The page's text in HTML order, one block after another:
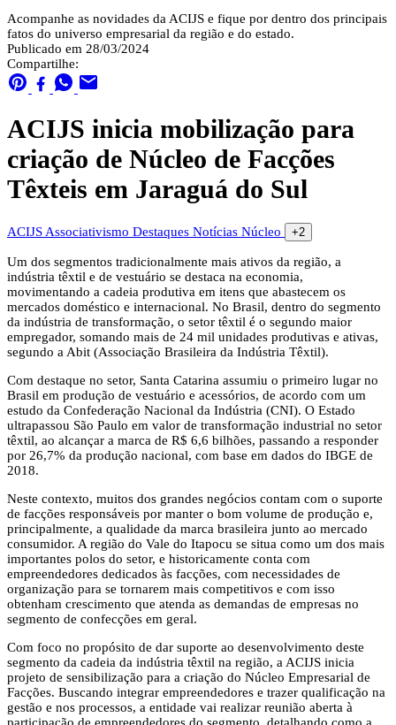
Acompanhe as novidades da ACIJS e fique por dentro dos principais
fatos do universo empresarial da região e do estado.
Publicado em 28/03/2024
Compartilhe:
ACIJS inicia mobilização para
criação de Núcleo de Facções
Têxteis em Jaraguá do Sul
ACIJS Associativismo Destaques Notícias Núcleo +2
Um dos segmentos tradicionalmente mais ativos da região, a
indústria têxtil e de vestuário se destaca na economia,
movimentando a cadeia produtiva em itens que abastecem os
mercados doméstico e internacional. No Brasil, dentro do segmento
da indústria de transformação, o setor têxtil é o segundo maior
empregador, somando mais de 24 mil unidades produtivas e ativas,
segundo a Abit (Associação Brasileira da Indústria Têxtil).
Com destaque no setor, Santa Catarina assumiu o primeiro lugar no
Brasil em produção de vestuário e acessórios, de acordo com um
estudo da Confederação Nacional da Indústria (CNI). O Estado
ultrapassou São Paulo em valor de transformação industrial no setor
têxtil, ao alcançar a marca de R$ 6,6 bilhões, passando a responder
por 26,7% da produção nacional, com base em dados do IBGE de
2018.
Neste contexto, muitos dos grandes negócios contam com o suporte
de facções responsáveis por manter o bom volume de produção e,
principalmente, a qualidade da marca brasileira junto ao mercado
consumidor. A região do Vale do Itapocu se situa como um dos mais
importantes polos do setor, e historicamente conta com
empreendedores dedicados às facções, com necessidades de
organização para se tornarem mais competitivos e com isso
obtenham crescimento que atenda as demandas de empresas no
segmento de confecções em geral.
Com foco no propósito de dar suporte ao desenvolvimento deste
segmento da cadeia da indústria têxtil na região, a ACIJS inicia
projeto de sensibilização para a criação do Núcleo Empresarial de
Facções. Buscando integrar empreendedores e trazer qualificação na
gestão e nos processos, a entidade vai realizar reunião aberta à
participação de empreendedores do segmento, detalhando como a